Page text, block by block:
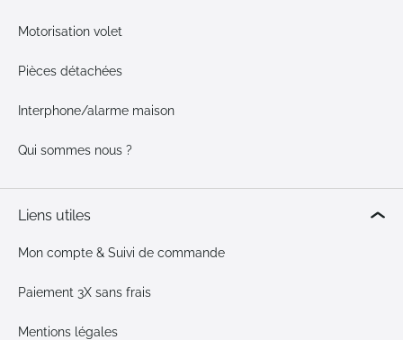
Motorisation volet
Pièces détachées
Interphone/alarme maison
Qui sommes nous ?
Liens utiles
Mon compte & Suivi de commande
Paiement 3X sans frais
Mentions légales